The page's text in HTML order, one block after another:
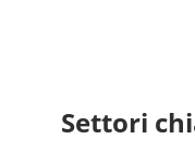
Settori